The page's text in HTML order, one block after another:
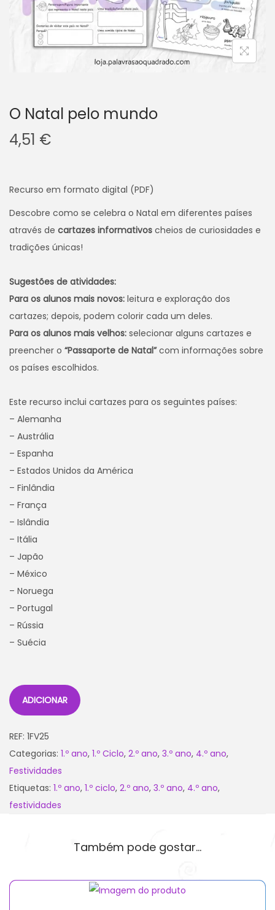
g
a
e
ú
O Natal pelo mundo
4,51 €
Recurso em formato digital (PDF)
Descobre como se celebra o Natal em diferentes países
através de cartazes informativos cheios de curiosidades e
tradições únicas!
Sugestões de atividades:
Para os alunos mais novos: leitura e exploração dos
cartazes; depois, podem colorir cada um deles.
Para os alunos mais velhos: selecionar alguns cartazes e
preencher o “Passaporte de Natal”com informações sobre
os países escolhidos.
Este recurso inclui cartazes para os seguintes países:
– Alemanha
– Austrália
– Espanha
– Estados Unidos da América
– Finlândia
– França
– Islândia
– Itália
– Japão
– México
– Noruega
– Portugal
– Rússia
– Suécia
ADICIONAR
REF: 1FV25
Categorias: 1.º ano, 1.º Ciclo, 2.º ano, 3.º ano, 4.º ano,
Festividades
Etiquetas: 1.º ano, 1.º ciclo, 2.º ano, 3.º ano, 4.º ano,
festividades
Também pode gostar…